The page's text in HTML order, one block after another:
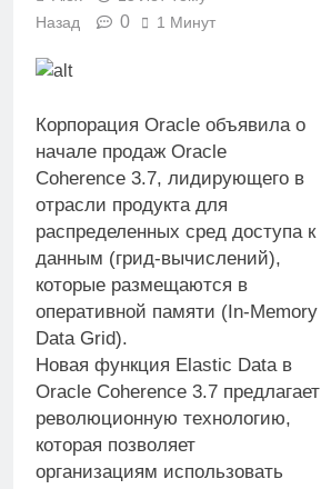
Назад
0 1 Минут
Корпорация Oracle объявила о
начале продаж Oracle
Coherence 3.7, лидирующего в
отрасли продукта для
распределенных сред доступа к
данным (грид-вычислений),
которые размещаются в
оперативной памяти (In-Memory
Data Grid).
Новая функция Elastic Data в
Oracle Coherence 3.7 предлагает
революционную технологию,
которая позволяет
организациям использовать